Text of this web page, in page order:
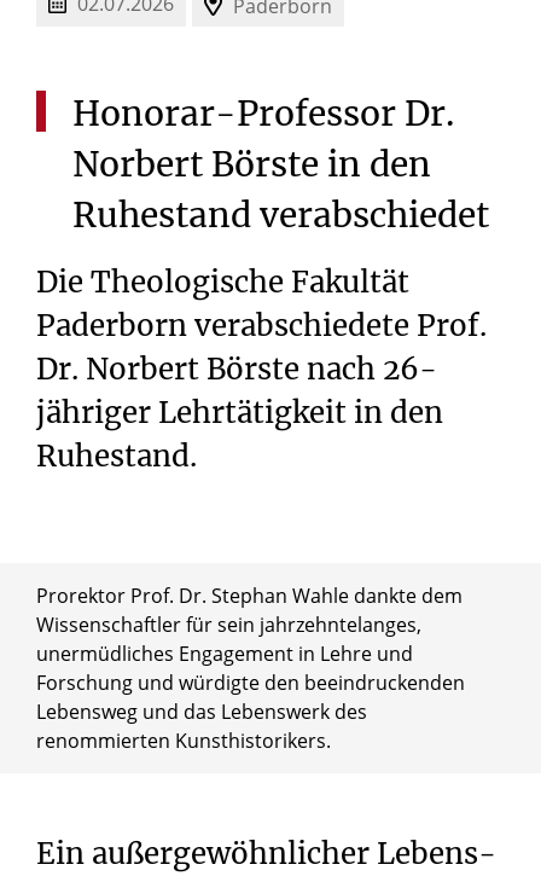
Paderborn
Honorar-Professor Dr.
Norbert Börste in den
Ruhestandverabschiedet
Die Theologische Fakultät
Paderborn verabschiedete Prof.
Dr. Norbert Börste nach 26-
jähriger Lehrtätigkeit in den
Ruhestand.
Prorektor Prof. Dr. Stephan Wahle dankte dem
Wissenschaftler für sein jahrzehntelanges,
unermüdliches Engagement in Lehre und
Forschung und würdigte den beeindruckenden
Lebensweg und das Lebenswerk des
renommierten Kunsthistorikers.
Ein außergewöhnlicher Lebens-